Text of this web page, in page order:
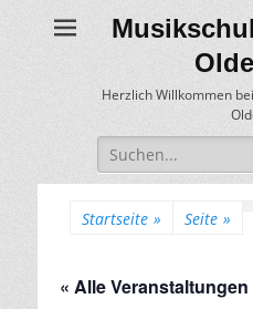
Herzlich Willkommen
Suche
für:
Startseite » Seite »
« Alle Veranstaltungen